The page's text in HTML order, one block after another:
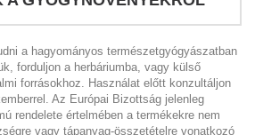
a hagyományos természetgyógyászatban
forduljon a herbáriumba, vagy külső
forrásokhoz. Használat előtt konzultáljon
Az Európai Bizottság jelenleg
rendelete értelmében a termékekre nem
vagy tápanyag-összetételre vonatkozó